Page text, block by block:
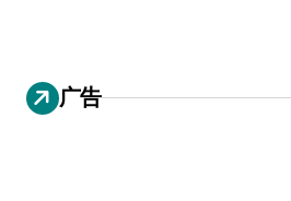
广告